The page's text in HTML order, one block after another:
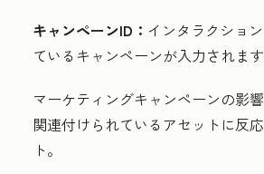
キャンペーンID： インタラクショ
ているキャンペーンが入力されます
マーケティングキャンペーンの影
関連付けられているアセットに反
ト。